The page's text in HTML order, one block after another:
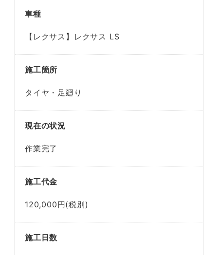
車種
【レクサス】レクサス LS
施工箇所
タイヤ・足廻り
現在の状況
作業完了
施工代金
120,000円(税別)
施工日数